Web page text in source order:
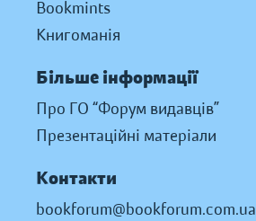
Bookmints
Книгоманія
Більше інформації
Про ГО “Форум видавців”
Презентаційні матеріали
Контакти
bookforum@bookforum.com.ua